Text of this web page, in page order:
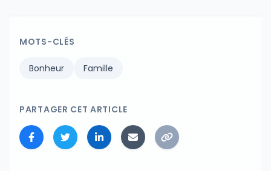
MOTS-CLÉS
Bonheur Famille
PARTAGER CET ARTICLE